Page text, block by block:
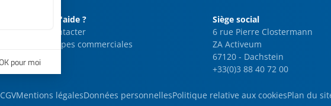
Besoin d'aide ?
Nous contacter
Nos équipes commerciales
Siège social
6 rue Pierre Clostermann
ZA Activeum
67120 - Dachstein
+33(0)3 88 40 72 00
CGVMentions légalesDonnées personnellesPolitique relative aux cookiesPlan du